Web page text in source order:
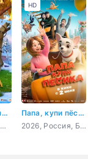
Золушка. Тайна трёх желаний
2026, Россия, мультфильм, фэнтези
Папа, купи пёсика
2026, Россия, Беларусь, мультфильм, семейный, приключения
HD